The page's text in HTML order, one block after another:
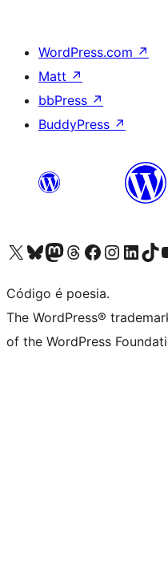
WordPress.com ↗
Matt ↗
bbPress ↗
BuddyPress ↗
Acessar nossa conta do X (antigo Twitter)
Acessar nossa conta do Bluesky
Acessar nossa conta do Mastodon
Acessar nossa conta do Threads
Acessar nossa página do
Acessar nossa conta
Acessar nossa
Acessar
Código é poesia.
The WordPress®
of the WordPress